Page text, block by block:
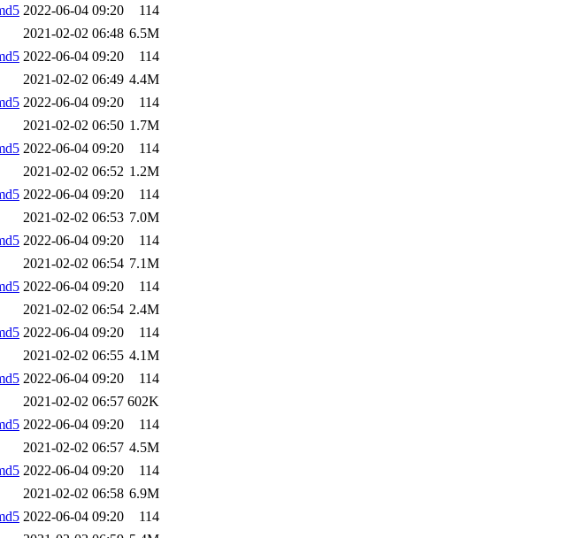
2022-06-04 09:20
114
2021-02-02 06:48 6.5M
2022-06-04 09:20
114
2021-02-02 06:49 4.4M
2022-06-04 09:20
114
2021-02-02 06:50 1.7M
2022-06-04 09:20
114
2021-02-02 06:52 1.2M
2022-06-04 09:20
114
2021-02-02 06:53 7.0M
2022-06-04 09:20
114
2021-02-02 06:54 7.1M
2022-06-04 09:20
114
2021-02-02 06:54 2.4M
2022-06-04 09:20
114
2021-02-02 06:55 4.1M
2022-06-04 09:20
114
2021-02-02 06:57 602K
2022-06-04 09:20
114
2021-02-02 06:57 4.5M
2022-06-04 09:20
114
2021-02-02 06:58 6.9M
2022-06-04 09:20
114